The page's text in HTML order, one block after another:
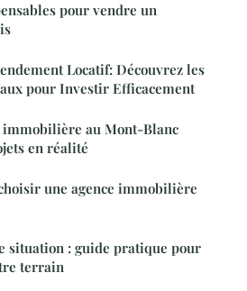
pour vendre un
Locatif: Découvrez les
pour Investir Efficacement
immobilière au Mont-Blanc
en réalité
une agence immobilière
situation : guide pratique pour
terrain